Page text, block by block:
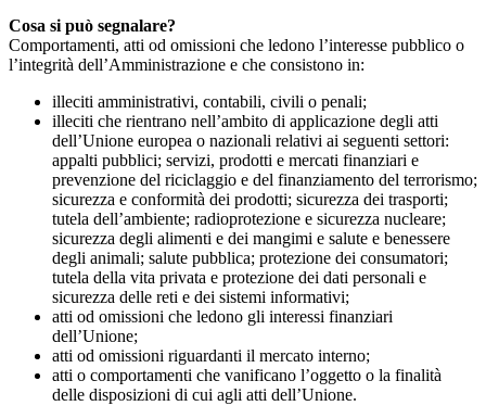
Cosa si può segnalare?
Comportamenti, atti od omissioni che ledono l’interesse pubblico o
l’integrità dell’Amministrazione e che consistono in:
illeciti amministrativi, contabili, civili o penali;
illeciti che rientrano nell’ambito di applicazione degli atti
dell’Unione europea o nazionali relativi ai seguenti settori:
appalti pubblici; servizi, prodotti e mercati finanziari e
prevenzione del riciclaggio e del finanziamento del terrorismo;
sicurezza e conformità dei prodotti; sicurezza dei trasporti;
tutela dell’ambiente; radioprotezione e sicurezza nucleare;
sicurezza degli alimenti e dei mangimi e salute e benessere
degli animali; salute pubblica; protezione dei consumatori;
tutela della vita privata e protezione dei dati personali e
sicurezza delle reti e dei sistemi informativi;
atti od omissioni che ledono gli interessi finanziari
dell’Unione;
atti od omissioni riguardanti il mercato interno;
atti o comportamenti che vanificano l’oggetto o la finalità
delle disposizioni di cui agli atti dell’Unione.